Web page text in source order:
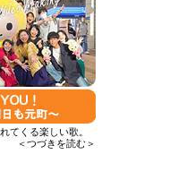
てくる楽しい歌。
＜つづきを読む＞